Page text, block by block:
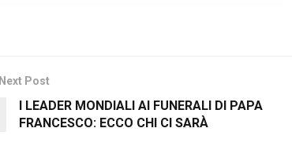
Next Post
I LEADER MONDIALI AI FUNERALI DI PAPA
FRANCESCO: ECCO CHI CI SARÀ